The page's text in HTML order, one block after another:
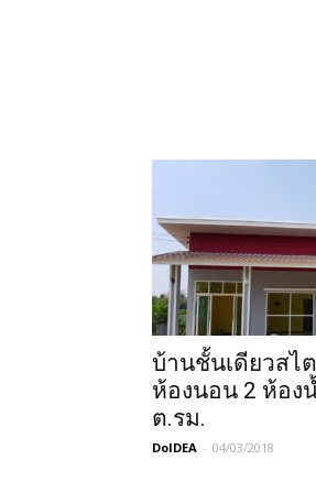
บ้านชั้นเดียวสไ
ห้องนอน 2 ห้อง
ต.รม.
DoIDEA - 04/03/2018